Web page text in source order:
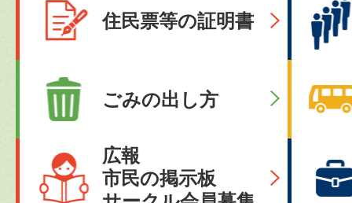
住民票等の証明書
ごみの出し方
広報
市民の掲示板